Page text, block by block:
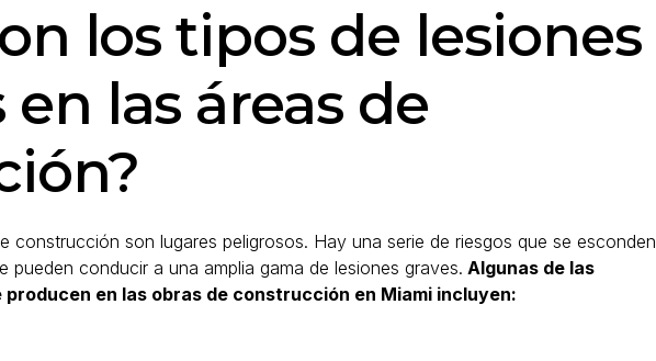
los tipos de lesiones
las áreas de
construcción son lugares peligrosos. Hay una serie de riesgos que se esconden
pueden conducir a una amplia gama de lesiones graves. Algunas de las
producen en las obras de construcción en Miami incluyen: